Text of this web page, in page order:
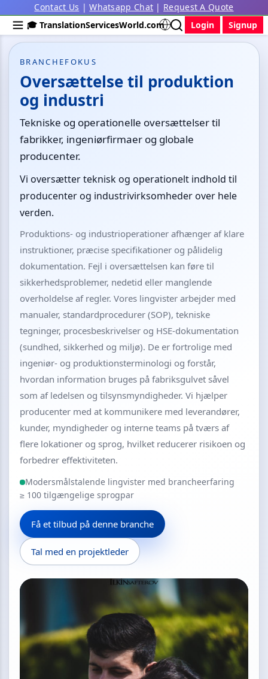
Contact Us |Whatsapp Chat | Request A Quote
🎓 TranslationServicesWorld.com
Login Signup
BRANCHEFOKUS
Oversættelse til produktion
og industri
Tekniske og operationelle oversættelser til
fabrikker, ingeniørfirmaer og globale
producenter.
Vi oversætter teknisk og operationelt indhold til
producenter og industrivirksomheder over hele
verden.
Produktions- og industrioperationer afhænger af klare
instruktioner, præcise specifikationer og pålidelig
dokumentation. Fejl i oversættelsen kan føre til
sikkerhedsproblemer, nedetid eller manglende
overholdelse af regler. Vores lingvister arbejder med
manualer, standardprocedurer (SOP), tekniske
tegninger, procesbeskrivelser og HSE-dokumentation
(sundhed, sikkerhed og miljø). De er fortrolige med
ingeniør- og produktionsterminologi og forstår,
hvordan information bruges på fabriksgulvet såvel
som af ledelsen og tilsynsmyndigheder. Vi hjælper
producenter med at kommunikere med leverandører,
kunder, myndigheder og interne teams på tværs af
flere lokationer og sprog, hvilket reducerer risikoen og
forbedrer effektiviteten.
Modersmålstalende lingvister med brancheerfaring
≥ 100 tilgængelige sprogpar
Få et tilbud på denne branche
Tal med en projektleder